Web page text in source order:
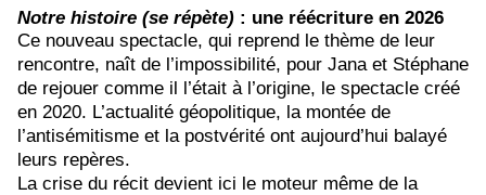
Notre histoire (se répète) : une réécriture en 2026
Ce nouveau spectacle, qui reprend le thème de leur
rencontre, naît de l’impossibilité, pour Jana et Stéphane
de rejouer comme il l’était à l’origine, le spectacle créé
en 2020. L’actualité géopolitique, la montée de
l’antisémitisme et la postvérité ont aujourd’hui balayé
leurs repères.
La crise du récit devient ici le moteur même de la